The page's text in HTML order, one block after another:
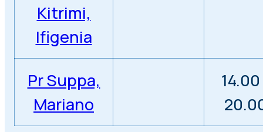
Kitrimi,
Ifigenia
Pr Suppa,
Mariano